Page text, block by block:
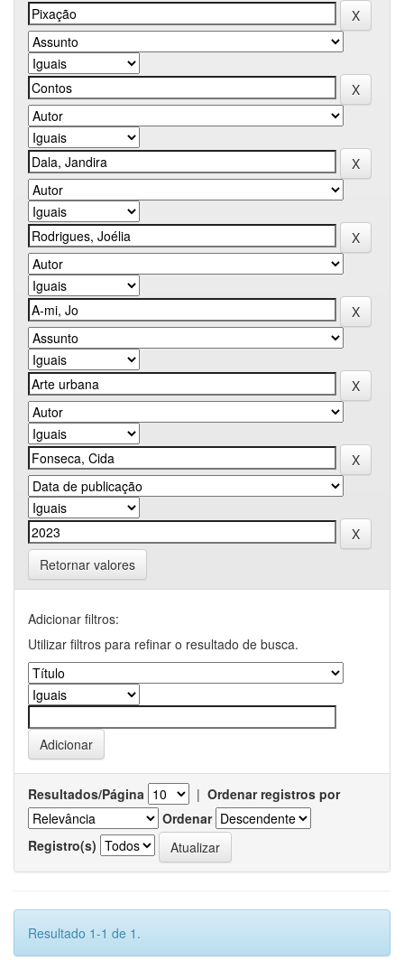
Retornar valores
Adicionar filtros:
Utilizar filtros para refinar o resultado de busca.
Resultados/Página | Ordenar registros por
Ordenar
Registro(s)
Resultado 1-1 de 1.